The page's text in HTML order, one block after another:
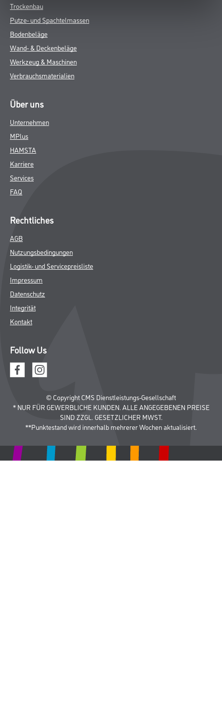
Trockenbau
Putze- und Spachtelmassen
Bodenbeläge
Wand- & Deckenbeläge
Werkzeug & Maschinen
Verbrauchsmaterialien
Über uns
Unternehmen
MPlus
HAMSTA
Karriere
Services
FAQ
Rechtliches
AGB
Nutzungsbedingungen
Logistik- und Servicepreisliste
Impressum
Datenschutz
Integrität
Kontakt
Follow Us
© Copyright CMS Dienstleistungs-Gesellschaft
* NUR FÜR GEWERBLICHE KUNDEN. ALLE ANGEGEBENEN PREISE
SIND ZZGL. GESETZLICHER MWST.
**Punktestand wird innerhalb mehrerer Wochen aktualisiert.